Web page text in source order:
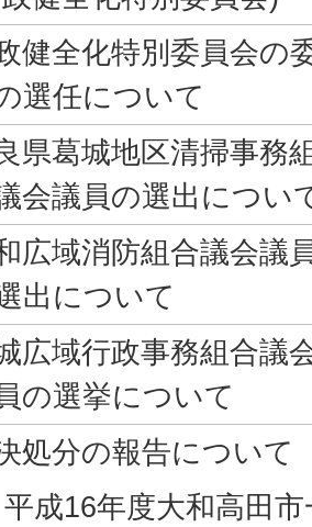
健全化特別委員会の
選任について
県葛城地区清掃事務
会議員の選出につい
広域消防組合議会議
出について
広域行政事務組合議
の選挙について
処分の報告について
平成16年度大和高田市